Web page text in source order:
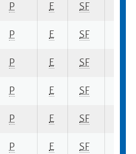
P E SF
P E SF
P E SF
P E SF
P E SF
P E SF